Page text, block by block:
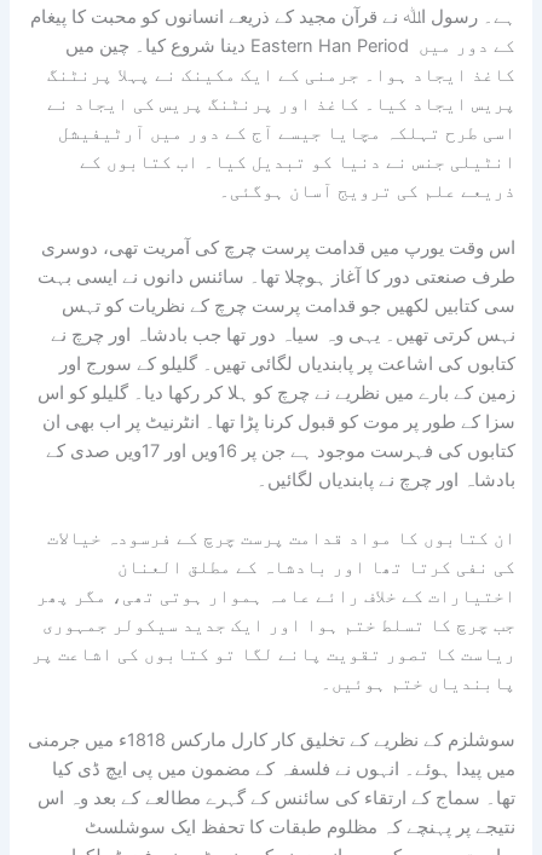
ہے۔ رسول اﷲ نے قرآن مجید کے ذریعے انسانوں کو محبت کا پیغام
دینا شروع کیا۔ چین میں Eastern Han Period کے دور میں
کاغذ ایجاد ہوا۔ جرمنی کے ایک مکینک نے پہلا پرنٹنگ
پریس ایجاد کیا۔ کاغذ اور پرنٹنگ پریس کی ایجاد نے
اسی طرح تہلکہ مچایا جیسے آج کے دور میں آرٹیفیشل
انٹیلی جنس نے دنیا کو تبدیل کیا۔ اب کتابوں کے
ذریعے علم کی ترویج آسان ہوگئی۔
اس وقت یورپ میں قدامت پرست چرچ کی آمریت تھی، دوسری
طرف صنعتی دور کا آغاز ہوچلا تھا۔ سائنس دانوں نے ایسی بہت
سی کتابیں لکھیں جو قدامت پرست چرچ کے نظریات کو تہس
نہس کرتی تھیں۔ یہی وہ سیاہ دور تھا جب بادشاہ اور چرچ نے
کتابوں کی اشاعت پر پابندیاں لگائی تھیں۔ گلیلو کے سورج اور
زمین کے بارے میں نظریے نے چرچ کو ہلا کر رکھا دیا۔ گلیلو کو اس
سزا کے طور پر موت کو قبول کرنا پڑا تھا۔ انٹرنیٹ پر اب بھی ان
کتابوں کی فہرست موجود ہے جن پر 16ویں اور 17ویں صدی کے
بادشاہ اور چرچ نے پابندیاں لگائیں۔
ان کتابوں کا مواد قدامت پرست چرچ کے فرسودہ خیالات
کی نفی کرتا تھا اور بادشاہ کے مطلق العنان
اختیارات کے خلاف رائے عامہ ہموار ہوتی تھی، مگر پھر
جب چرچ کا تسلط ختم ہوا اور ایک جدید سیکولر جمہوری
ریاست کا تصور تقویت پانے لگا تو کتابوں کی اشاعت پر
پابندیاں ختم ہوئیں۔
سوشلزم کے نظریے کے تخلیق کار کارل مارکس 1818ء میں جرمنی
میں پیدا ہوئے۔ انہوں نے فلسفہ کے مضمون میں پی ایچ ڈی کیا
تھا۔ سماج کے ارتقاء کی سائنس کے گہرے مطالعے کے بعد وہ اس
نتیجے پر پہنچے کہ مظلوم طبقات کا تحفظ ایک سوشلسٹ